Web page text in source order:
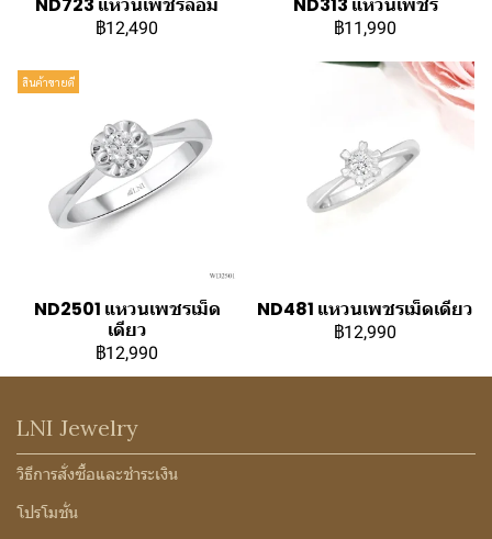
ND723 แหวนเพชรล้อม
฿12,490
ND313 แหวนเพชร
฿11,990
สินค้าขายดี
ND2501 แหวนเพชรเม็ด
เดียว
฿12,990
ND481 แหวนเพชรเม็ดเดียว
฿12,990
LNI Jewelry
วิธีการสั่งซื้อและชำระเงิน
โปรโมชั่น